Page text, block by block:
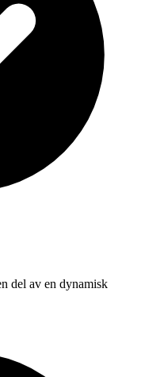
del av en dynamisk